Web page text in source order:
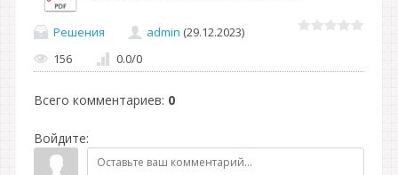
Решения admin (29.12.2023)
156
0.0/0
Всего комментариев: 0
Войдите: